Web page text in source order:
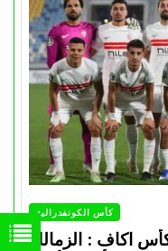
كأس الكونفدرالية
كأس اكاف : الزمالك